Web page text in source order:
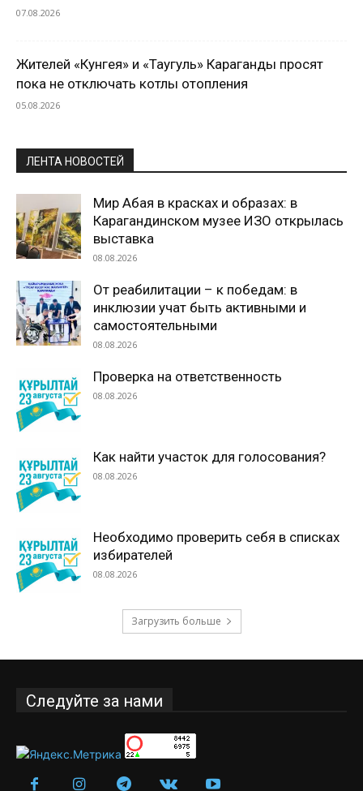
07.08.2026
Жителей «Кунгея» и «Таугуль» Караганды просят
пока не отключать котлы отопления
05.08.2026
ЛЕНТА НОВОСТЕЙ
Мир Абая в красках и образах: в
Карагандинском музее ИЗО открылась
выставка
08.08.2026
От реабилитации – к победам: в
инклюзии учат быть активными и
самостоятельными
08.08.2026
Проверка на ответственность
08.08.2026
Как найти участок для голосования?
08.08.2026
Необходимо проверить себя в списках
избирателей
08.08.2026
Загрузить больше
Следуйте за нами